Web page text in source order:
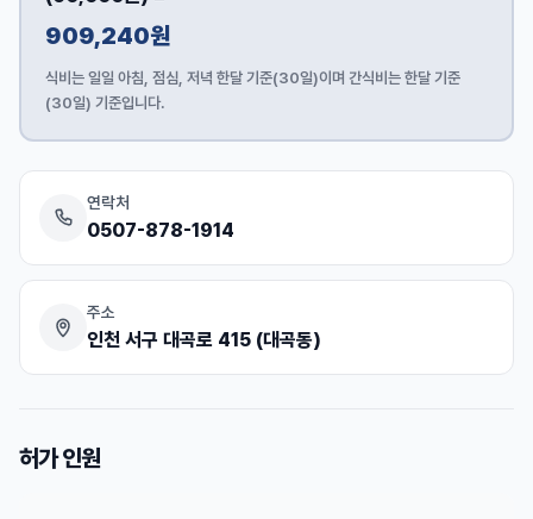
909,240원
식비는 일일 아침, 점심, 저녁 한달 기준(30일)이며 간식비는 한달 기준
(30일) 기준입니다.
연락처
0507-878-1914
주소
인천 서구 대곡로 415 (대곡동)
허가 인원